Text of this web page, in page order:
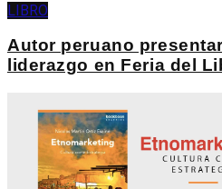
LIBRO
Autor peruano
liderazgo en Feria del